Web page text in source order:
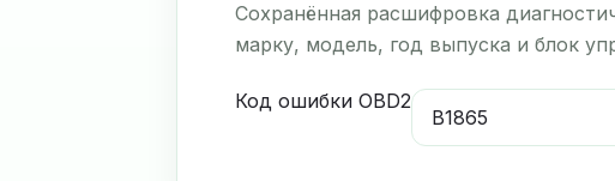
Сохранённая расшифровка
марку, модель, год выпуска и блок
Код ошибки OBD2